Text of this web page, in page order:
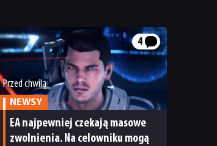
4
Przed chwilą
NEWSY
EA najpewniej czekają masowe
zwolnienia. Na celowniku mogą